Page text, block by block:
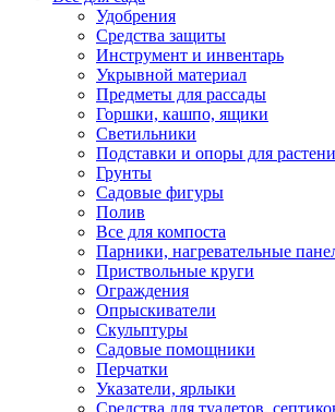
Удобрения
Средства защиты
Инструмент и инвентарь
Укрывной материал
Предметы для рассады
Горшки, кашпо, ящики
Светильники
Подставки и опоры для
Грунты
Садовые фигуры
Полив
Все для компоста
Парники, нагревательные
Приствольные круги
Ограждения
Опрыскиватели
Скульптуры
Садовые помощники
Перчатки
Указатели, ярлыки